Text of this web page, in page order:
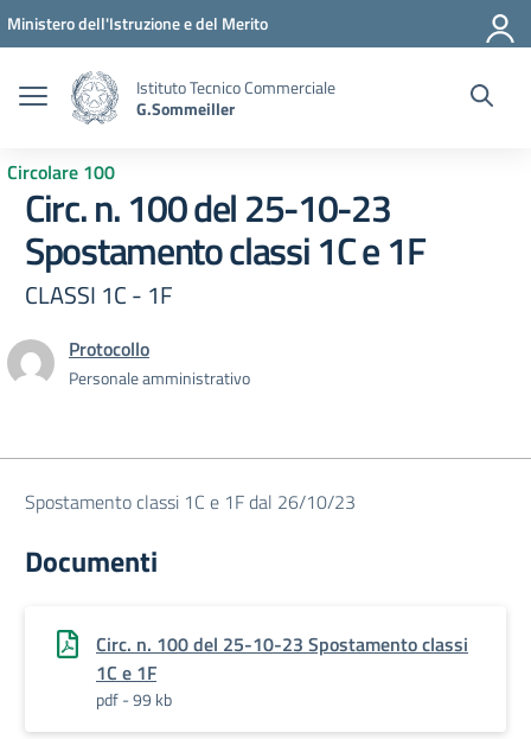
Vai ai contenuti
Vai al menu di navigazione
Vai al footer
Ministero dell'Istruzione e del Merito
Istituto Tecnico Commerciale
G.Sommeiller
Circolare 100
Circ. n. 100 del 25-10-23
Spostamento classi 1C e 1F
CLASSI 1C - 1F
Protocollo
Personale amministrativo
Spostamento classi 1C e 1F dal 26/10/23
Documenti
Circ. n. 100 del 25-10-23 Spostamento classi
1C e 1F
pdf - 99 kb